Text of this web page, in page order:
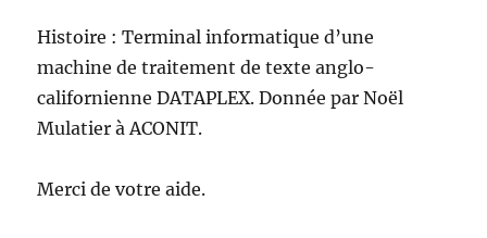
Histoire : Terminal informatique d’une
machine de traitement de texte anglo-
californienne DATAPLEX. Donnée par Noël
Mulatier à ACONIT.
Merci de votre aide.